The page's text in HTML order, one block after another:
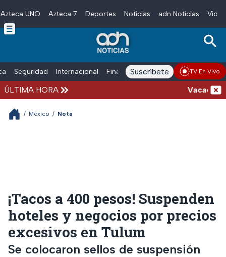
Skip to main content
Azteca UNO Azteca 7 Deportes Noticias adn Noticias
Seguridad Internacional Finanzas adn Noticias Radio
Suscríbete TV En Vivo
ÚLTIMA HORA Vacaciones
/ México / Nota
¡Tacos a 400 pesos! Suspenden
hoteles y negocios por precios
excesivos en Tulum
Se colocaron sellos de suspensión